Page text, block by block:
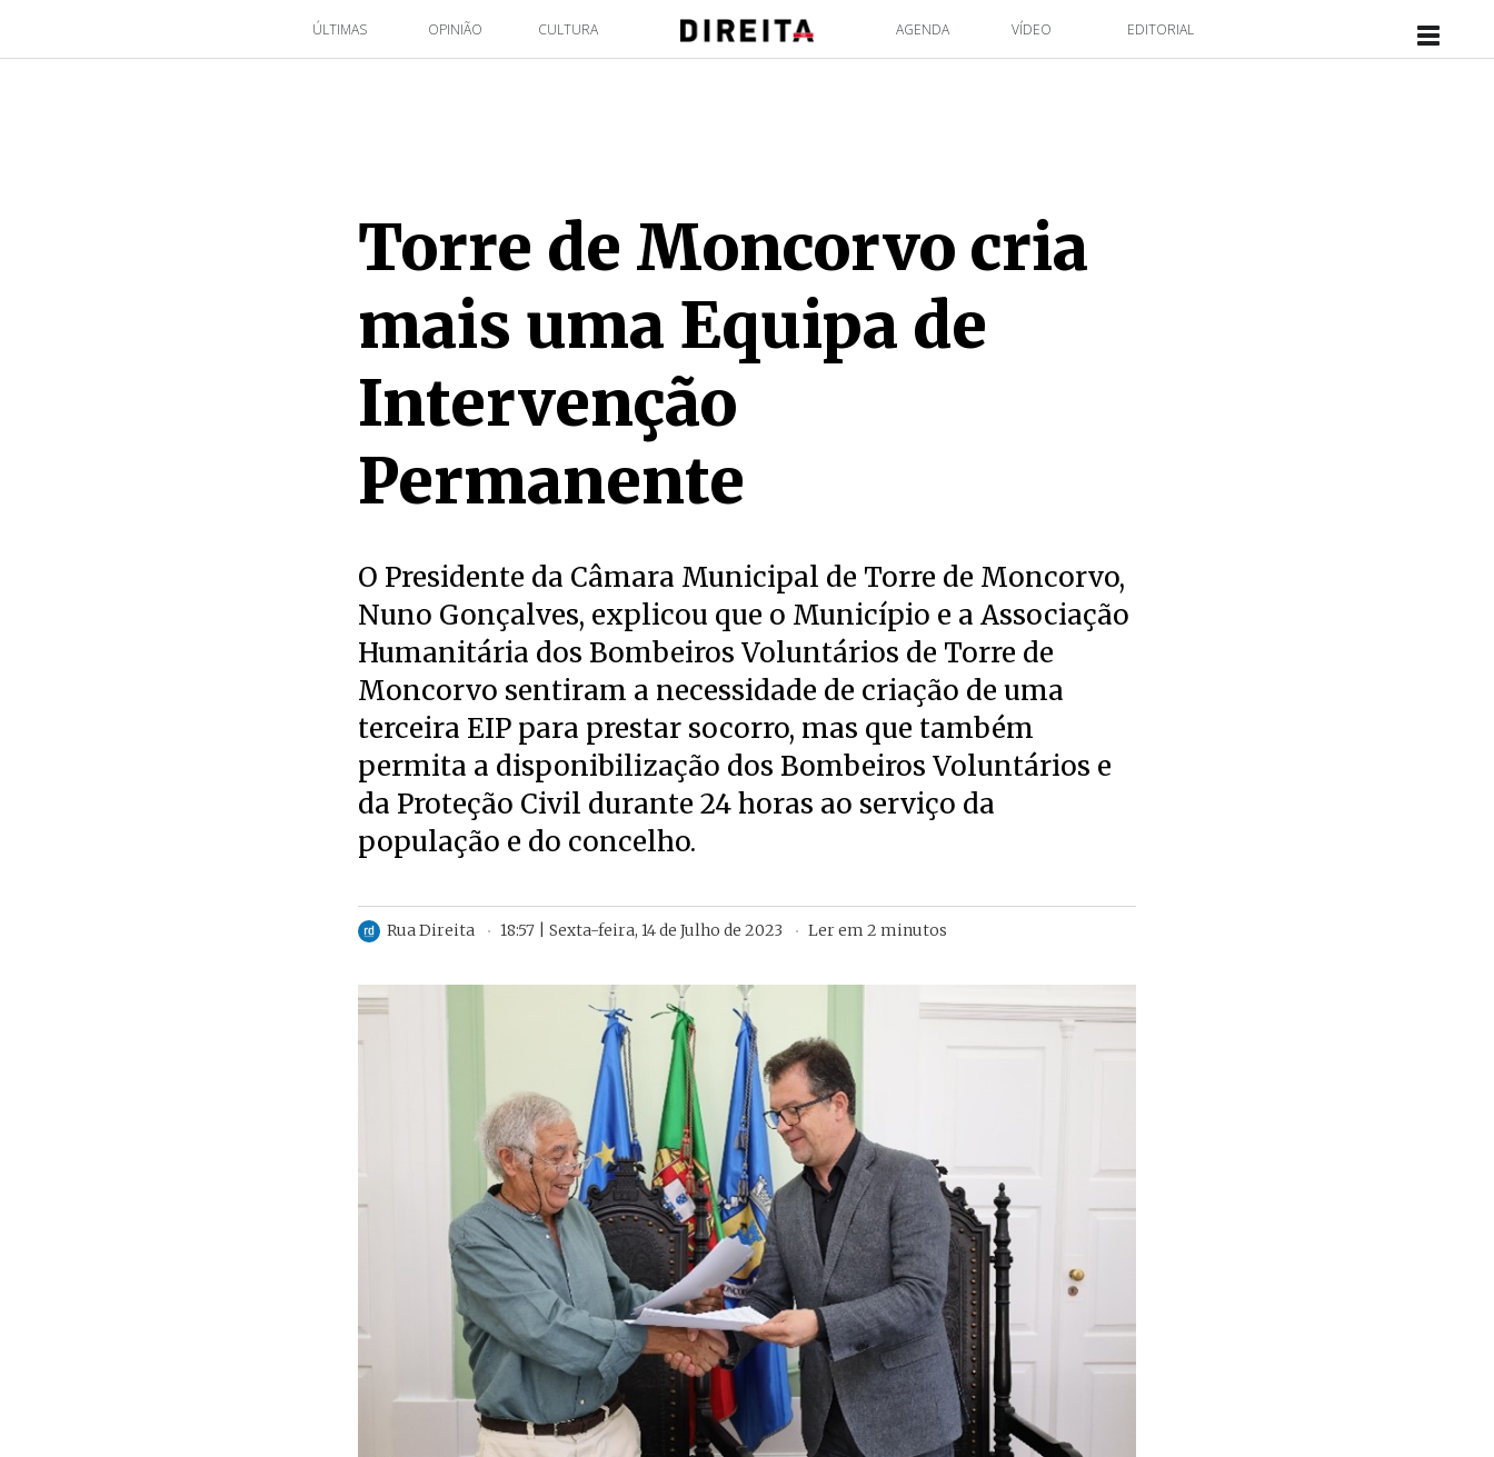
ÚLTIMAS OPINIÃO CULTURA AGENDA VÍDEO EDITORIAL
Torre de Moncorvo cria
mais uma Equipa de
Intervenção
Permanente
O Presidente da Câmara Municipal de Torre de Moncorvo,
Nuno Gonçalves, explicou que o Município e a Associação
Humanitária dos Bombeiros Voluntários de Torre de
Moncorvo sentiram a necessidade de criação de uma
terceira EIP para prestar socorro, mas que também
permita a disponibilização dos Bombeiros Voluntários e
da Proteção Civil durante 24 horas ao serviço da
população e do concelho.
Rua Direita 18:57 | Sexta-feira, 14 de Julho de 2023 Ler em 2 minutos